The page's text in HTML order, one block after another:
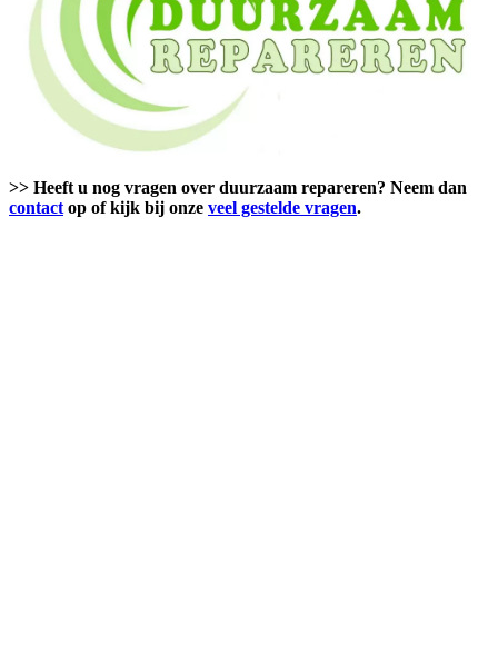
>> Heeft u nog vragen over duurzaam repareren? Neem dan
contact op of kijk bij onze veel gestelde vragen.